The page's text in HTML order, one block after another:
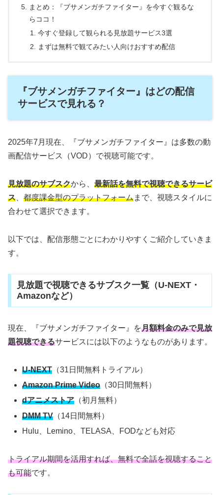
まとめ：『ブサメンガチファイター』を今すぐ観るな
らココ！
今すぐ登録して観られる見放題サービス3選
まずは無料で観てみたい人向けおすすめ配信
『ブサメンガチファイター』はどの配信
サービスで見れる？
2025年7月現在、『ブサメンガチファイター』は多数の動
画配信サービス（VOD）で視聴可能です。
見放題のサブスクから、 最新話を無料で視聴できるサービ
ス
都度課金型のプラットフォームまで、視聴スタイルに
合わせて選択できます。
以下では、配信形態ごとにわかりやすくご紹介していきま
す。
見放題で視聴できるサブスク一覧（U-NEXT・
Amazonなど）
現在、『ブサメンガチファイター』を月額料金のみで見放
題視聴できるサービスには以下のようなものがあります。
U-NEXT （31日間無料トライアル）
Amazon Prime Video （30日間無料）
dアニメストア （初月無料）
DMM TV （14日間無料）
Hulu、Lemino、TELASA、FODなども対応
トライアル期間を活用すれば、無料で全話を視聴すること
も可能です。